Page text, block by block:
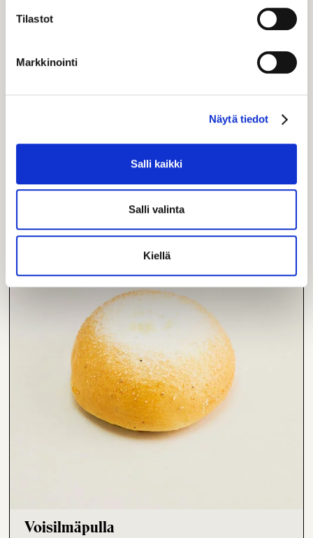
Tilastot
Markkinointi
Näytä tiedot
Salli kaikki
Salli valinta
Kiellä
Omenapiiras
Vastustamattoman herkullinen omenapiirakka. Tarjoa
vaikkapa lämmitettynä ja vaniljakastikkeen kera.
L
36,00€
Voisilmäpulla